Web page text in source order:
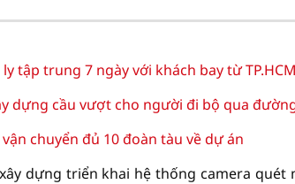
tập trung 7 ngày với khách bay từ TP.HCM
dựng cầu vượt cho người đi bộ qua
chuyển đủ 10 đoàn tàu về dự án
xây dựng triển khai hệ thống camera